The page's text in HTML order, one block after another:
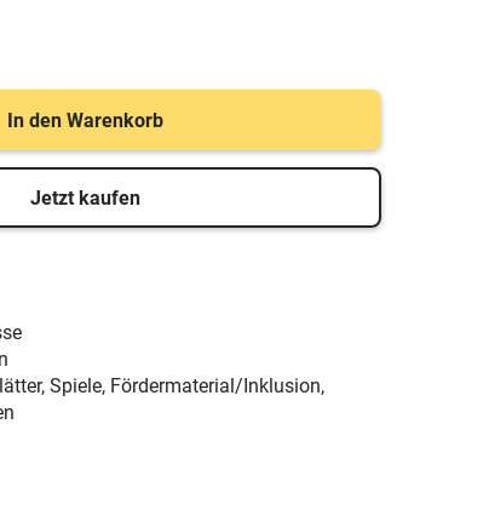
In den Warenkorb
Jetzt kaufen
Spiele, Fördermaterial/Inklusion,